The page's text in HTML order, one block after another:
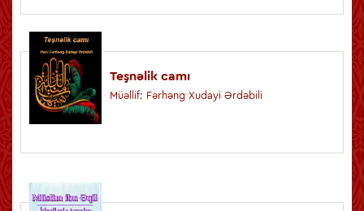
Teşnəlik camı
Müəllif: Fərhəng Xudayi Ərdəbili